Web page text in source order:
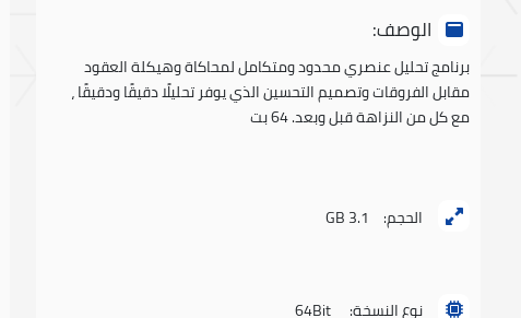
الوصف:
برنامج تحليل عنصري محدود ومتكامل لمحاكاة وهيكلة العقود
مقابل الفروقات وتصميم التحسين الذي يوفر تحليلًا دقيقًا ودقيقًا ،
مع كل من النزاهة قبل وبعد. 64 بت
الحجم: 3.1 GB
نوع النسخة: 64Bit